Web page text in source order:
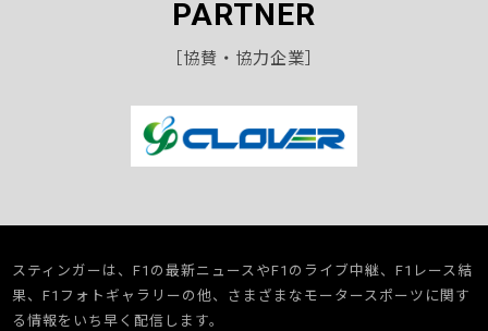
PARTNER
［協賛・協力企業］
スティンガーは、F1の最新ニュースやF1のライブ中継、F1レース結
果、F1フォトギャラリーの他、さまざまなモータースポーツに関す
る情報をいち早く配信します。